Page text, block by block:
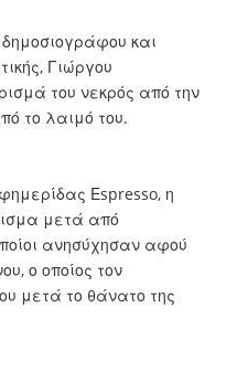
και
Γιώργου
του νεκρός από την
το λαιμό του.
Εspresso, η
μετά από
ανησύχησαν αφού
ο οποίος τον
μετά το θάνατο της